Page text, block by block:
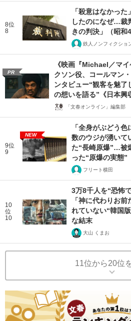
8位
8
「殺意はなかっ
したのになぜ…裁
きの判決」（昭和
鉄人ノンフィクショ
PR
《映画『Michael／マ
クソン役、コールマン
ンタビュー“観客を魅了
の想いを語る”《日本興
「文春オンライン」編集部
9位
9
NEW
「全身がぶどう
数のウジが湧いて
た“長崎原爆”…被
った“原爆の実態”
フリート横田
10
位
10
3万8千人を“恐怖
「神に代わりお
れていない“韓国
な結末
大山 くまお
11位から20位